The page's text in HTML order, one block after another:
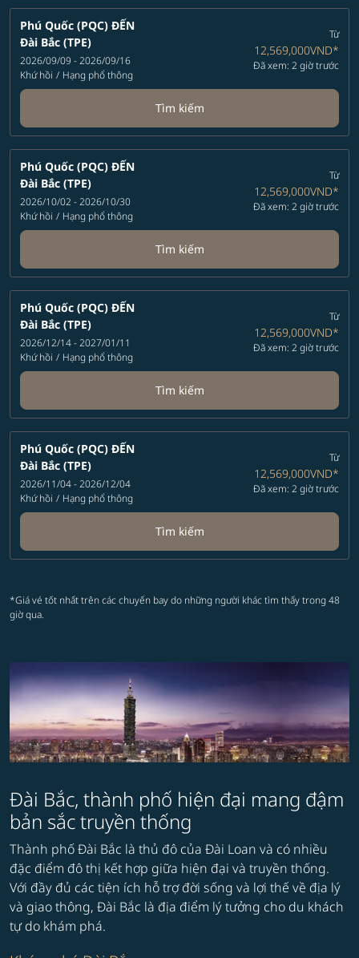
Phú Quốc (PQC) ĐẾN
Đài Bắc (TPE)
2026/09/09 - 2026/09/16
Khứ hồi / Hạng phổ thông
Từ
12,569,000VND*
Đã xem: 2 giờ trước
Tìm kiếm
Phú Quốc (PQC) ĐẾN
Đài Bắc (TPE)
2026/10/02 - 2026/10/30
Khứ hồi / Hạng phổ thông
Từ
12,569,000VND*
Đã xem: 2 giờ trước
Tìm kiếm
Phú Quốc (PQC) ĐẾN
Đài Bắc (TPE)
2026/12/14 - 2027/01/11
Khứ hồi / Hạng phổ thông
Từ
12,569,000VND*
Đã xem: 2 giờ trước
Tìm kiếm
Phú Quốc (PQC) ĐẾN
Đài Bắc (TPE)
2026/11/04 - 2026/12/04
Khứ hồi / Hạng phổ thông
Từ
12,569,000VND*
Đã xem: 2 giờ trước
Tìm kiếm
*Giá vé tốt nhất trên các chuyến bay do những người khác tìm thấy trong 48
giờ qua.
Đài Bắc, thành phố hiện đại mang đậm
bản sắc truyền thống
Thành phố Đài Bắc là thủ đô của Đài Loan và có nhiều
đặc điểm đô thị kết hợp giữa hiện đại và truyền thống.
Với đầy đủ các tiện ích hỗ trợ đời sống và lợi thế về địa lý
và giao thông, Đài Bắc là địa điểm lý tưởng cho du khách
tự do khám phá.